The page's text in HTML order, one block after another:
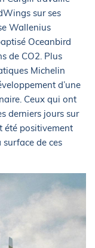
sur ses
Wallenius
Oceanbird
de CO2. Plus
Michelin
d’une
Ceux qui ont
derniers jours sur
été positivement
surface de ces